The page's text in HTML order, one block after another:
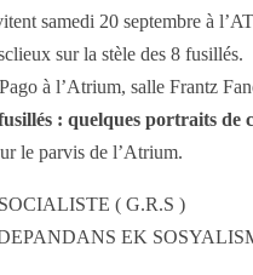
samedi 20 septembre à
sur la stèle des 8 fusillés.
à l’Atrium, salle Frantz
: quelques portraits de
le parvis de l’Atrium.
( G.R.S )
EK